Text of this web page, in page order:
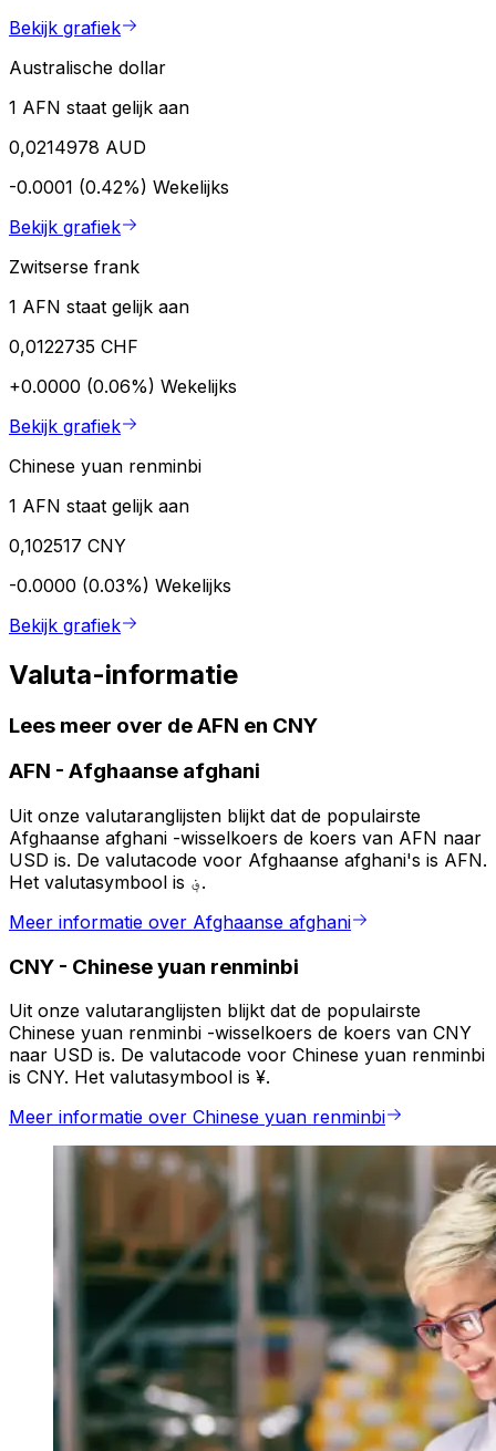
Bekijk grafiek
Australische dollar
1 AFN staat gelijk aan
0,0214978 AUD
-0.0001 (0.42%) Wekelijks
Bekijk grafiek
Zwitserse frank
1 AFN staat gelijk aan
0,0122735 CHF
+0.0000 (0.06%) Wekelijks
Bekijk grafiek
Chinese yuan renminbi
1 AFN staat gelijk aan
0,102517 CNY
-0.0000 (0.03%) Wekelijks
Bekijk grafiek
Valuta-informatie
Lees meer over de AFN en CNY
AFN - Afghaanse afghani
Uit onze valutaranglijsten blijkt dat de populairste
Afghaanse afghani -wisselkoers de koers van AFN naar
USD is. De valutacode voor Afghaanse afghani's is AFN.
Het valutasymbool is ؋.
Meer informatie over Afghaanse afghani
CNY - Chinese yuan renminbi
Uit onze valutaranglijsten blijkt dat de populairste
Chinese yuan renminbi -wisselkoers de koers van CNY
naar USD is. De valutacode voor Chinese yuan renminbi
is CNY. Het valutasymbool is ¥.
Meer informatie over Chinese yuan renminbi